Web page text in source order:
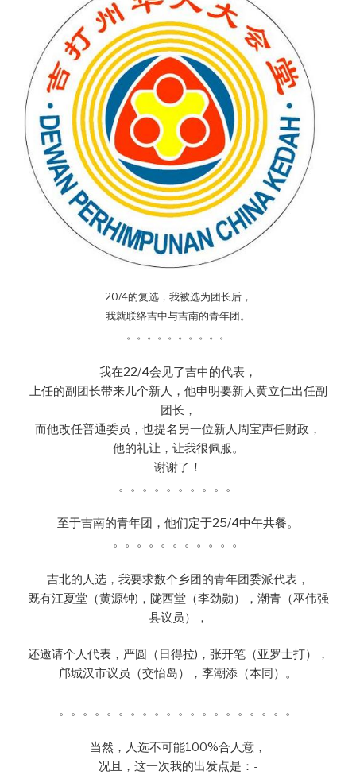
20/4的复选，我被选为团长后，
我就联络吉中与吉南的青年团。
。。。。。。。。。。
我在22/4会见了吉中的代表，
上任的副团长带来几个新人，他申明要新人黄立仁出任副
团长，
而他改任普通委员，也提名另一位新人周宝声任财政，
他的礼让，让我很佩服。
谢谢了！
。。。。。。。。。。
至于吉南的青年团，他们定于25/4中午共餐。
。。。。。。。。。。。
吉北的人选，我要求数个乡团的青年团委派代表，
既有江夏堂（黄源钟)，陇西堂（李劲勋），潮青（巫伟强
县议员），
还邀请个人代表，严圆（日得拉)，张开笔（亚罗士打），
邝城汉市议员（交怡岛），李潮添（本同）。
。。。。。。。。。。。。。。。。。。。。
当然，人选不可能100%合人意，
况且，这一次我的出发点是：-